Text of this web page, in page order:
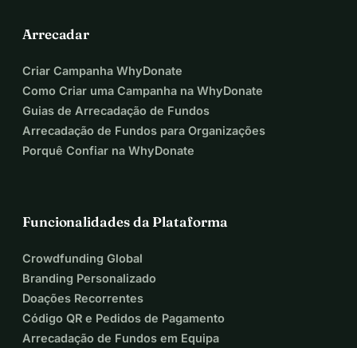
Arrecadar
Criar Campanha WhyDonate
Como Criar uma Campanha na WhyDonate
Guias de Arrecadação de Fundos
Arrecadação de Fundos para Organizações
Porquê Confiar na WhyDonate
Funcionalidades da Plataforma
Crowdfunding Global
Branding Personalizado
Doações Recorrentes
Código QR e Pedidos de Pagamento
Arrecadação de Fundos em Equipa